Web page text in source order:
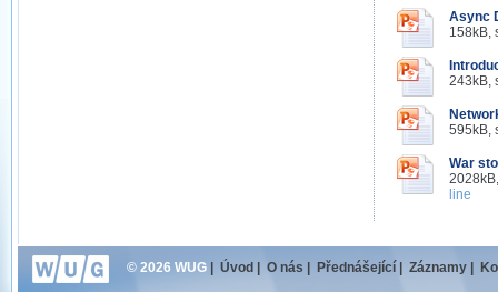
Async
158kB,
243kB,
595kB,
War
line
© 2026 WUG Úvod O nás Přednášející Záznamy